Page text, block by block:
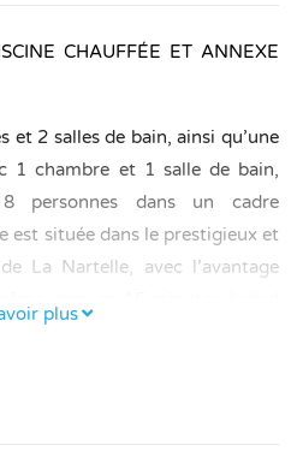
CHAUFFÉE ET ANNEXE
et 2 salles de bain, ainsi qu’une
1 chambre et 1 salle de bain,
personnes dans un cadre
est située dans le prestigieux et
La Nartelle, avec l’avantage
avec possibilité de stationner
d’un parking couvert pour 1
plus